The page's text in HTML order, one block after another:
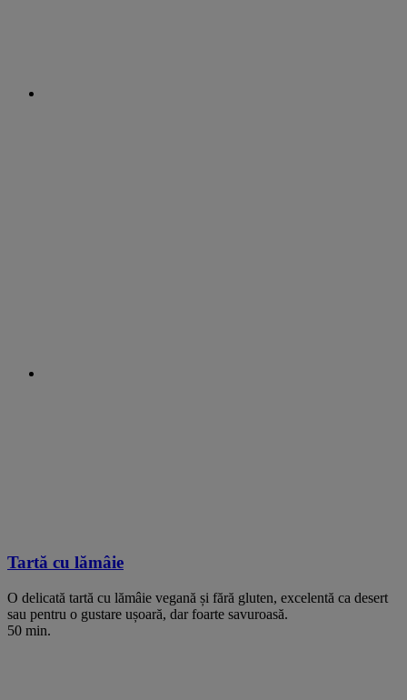
Tartă cu lămâie
O delicată tartă cu lămâie vegană și fără gluten, excelentă ca desert
sau pentru o gustare ușoară, dar foarte savuroasă.
50 min.